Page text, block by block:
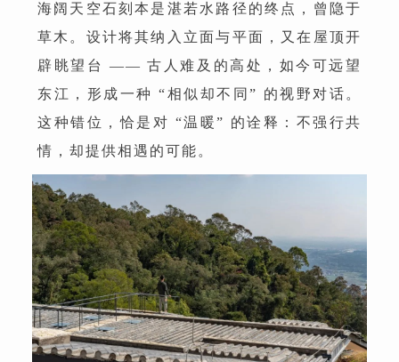
海阔天空石刻本是湛若水路径的终点，曾隐于
草木。设计将其纳入立面与平面，又在屋顶开
辟眺望台 —— 古人难及的高处，如今可远望
东江，形成一种 “相似却不同” 的视野对话。
这种错位，恰是对 “温暖” 的诠释：不强行共
情，却提供相遇的可能。